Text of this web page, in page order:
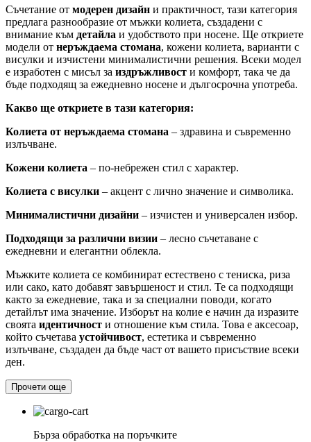
Съчетание от модерен дизайн и практичност, тази категория
предлага разнообразие от мъжки колиета, създадени с
внимание към детайла и удобството при носене. Ще откриете
модели от неръждаема стомана, кожени колиета, варианти с
висулки и изчистени минималистични решения. Всеки модел
е изработен с мисъл за издръжливост и комфорт, така че да
бъде подходящ за ежедневно носене и дългосрочна употреба.
Какво ще откриете в тази категория:
Колиета от неръждаема стомана – здравина и съвременно
излъчване.
Кожени колиета – по-небрежен стил с характер.
Колиета с висулки – акцент с лично значение и символика.
Минималистични дизайни – изчистен и универсален избор.
Подходящи за различни визии – лесно съчетаване с
ежедневни и елегантни облекла.
Мъжките колиета се комбинират естествено с тениска, риза
или сако, като добавят завършеност и стил. Те са подходящи
както за ежедневие, така и за специални поводи, когато
детайлът има значение. Изборът на колие е начин да изразите
своята идентичност и отношение към стила. Това е аксесоар,
който съчетава устойчивост, естетика и съвременно
излъчване, създаден да бъде част от вашето присъствие всеки
ден.
Прочети още
Бърза обработка на поръчките